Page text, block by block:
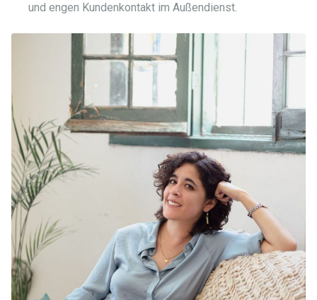
und engen Kundenkontakt im Außendienst.